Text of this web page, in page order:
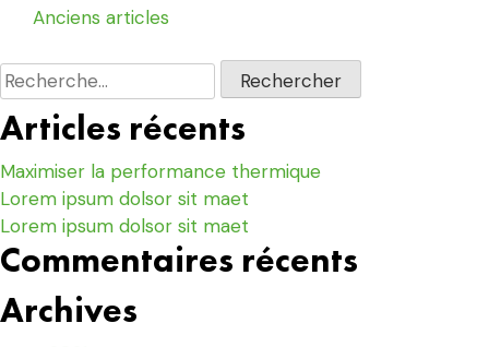
Navigation
des
articles
Anciens articles
Rechercher :
Articles récents
Maximiser la performance thermique
Lorem ipsum dolsor sit maet
Lorem ipsum dolsor sit maet
Commentaires récents
Archives